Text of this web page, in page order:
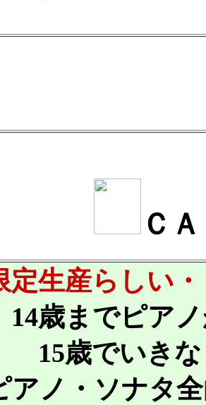
Ｃ
定生産らしい
14歳までピア
15歳でいきな
アノ・ソナタ